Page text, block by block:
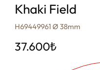
Khaki Field
H69449961 Ø 38mm
37.600₺